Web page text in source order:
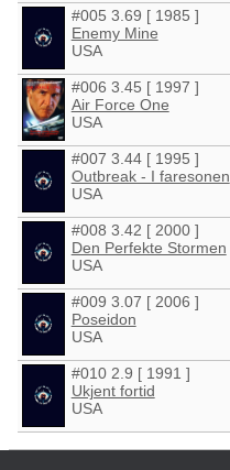
#005 3.69 [ 1985 ]
Enemy Mine
USA
#006 3.45 [ 1997 ]
Air Force One
USA
#007 3.44 [ 1995 ]
Outbreak - I faresonen
USA
#008 3.42 [ 2000 ]
Den Perfekte Stormen
USA
#009 3.07 [ 2006 ]
Poseidon
USA
#010 2.9 [ 1991 ]
Ukjent fortid
USA